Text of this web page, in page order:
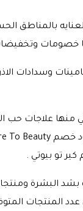
بالمناطق
خصومات وتخفيضات
وسدادات
منها علاجات
تو بيوتي .
البشرة